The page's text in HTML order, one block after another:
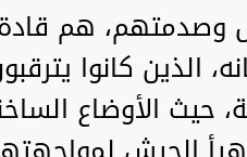
وصدمتهم، هم
الذين كانوا
حيث الأوضاع